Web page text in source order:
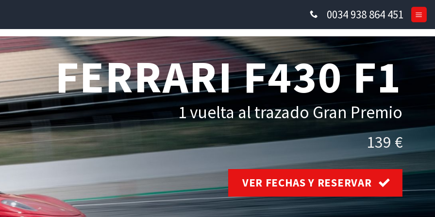
0034 938 864 451
FERRARI F430 F1
1 vuelta al trazado Gran Premio
139 €
VER FECHAS Y RESERVAR